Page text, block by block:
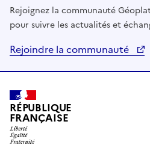
Rejoignez la communauté
pour suivre les actualités et
Rejoindre la communauté
RÉPUBLIQUE
FRANÇAISE